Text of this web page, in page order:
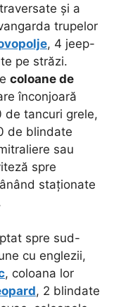
și a
trupelor
, 4 jeep-
pe străzi.
coloane de
înconjoară
de tancuri grele,
de blindate
sau
spre
staționate
spre sud-
cu englezii,
, coloana lor
, 2 blindate